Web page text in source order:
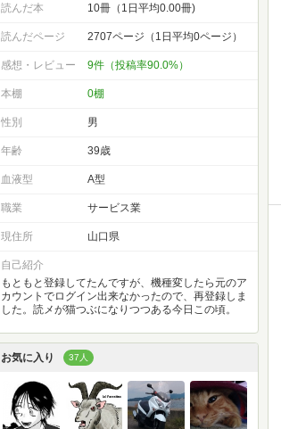
読んだ本 10冊（1日平均0.00冊)
読んだページ 2707ページ（1日平均0ページ）
感想・レビュー 9件（投稿率90.0%）
本棚 0棚
性別 男
年齢 39歳
血液型 A型
職業 サービス業
現住所 山口県
自己紹介
もともと登録してたんですが、機種変したら元のア
カウントでログイン出来なかったので、再登録しま
した。読メが猫つぶになりつつある今日この頃。
お気に入り 37人